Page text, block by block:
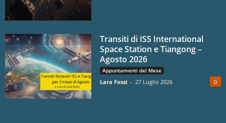
Transiti di ISS International
Space Station e Tiangong –
Agosto 2026
Appuntamenti del Mese
Lara Fossi - 27 Luglio 2026 0